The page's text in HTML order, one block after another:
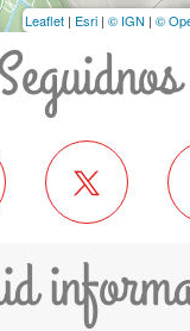
Leaflet | Esri | © IGN | ©